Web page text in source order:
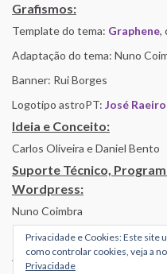
Grafismos:
Template do tema: Graphene,
Adaptação do tema: Nuno
Banner: Rui Borges
Logotipo astroPT: José Raeiro
Ideia e Conceito:
Carlos Oliveira e Daniel Bento
Suporte Técnico,
Wordpress:
Nuno Coimbra
Alojamento por Simbiose
Privacidade e Cookies: Este site
como controlar cookies, veja a
Privacidade